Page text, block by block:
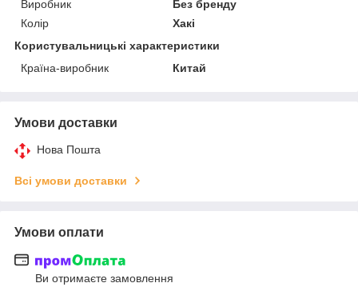
Виробник
Без бренду
Колір
Хакі
Користувальницькі характеристики
Країна-виробник
Китай
Умови доставки
Нова Пошта
Всі умови доставки
Умови оплати
Ви отримаєте замовлення